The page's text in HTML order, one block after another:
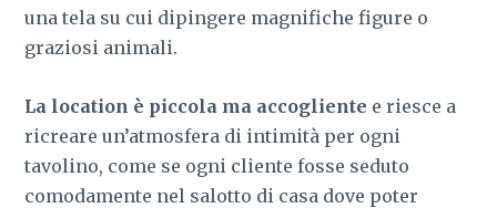
una tela su cui dipingere magnifiche figure o
graziosi animali.
La location è piccola ma accogliente e riesce a
ricreare un’atmosfera di intimità per ogni
tavolino, come se ogni cliente fosse seduto
comodamente nel salotto di casa dove poter